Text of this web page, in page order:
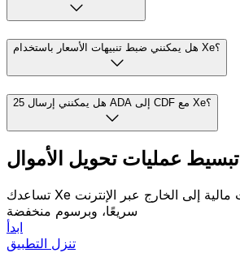
هل يمكنني ضبط تنبيهات الأسعار باستخدام Xe؟
هل يمكنني إرسال 25 ADA إلى CDF مع Xe؟
تبسيط عمليات تحويل الأموال
تساعدك Xe على إرسال تحويلات مالية إلى الخارج عبر الإنترنت
سريعًا، وبرسوم منخفضة
ابدأ
تنزل التطبيق